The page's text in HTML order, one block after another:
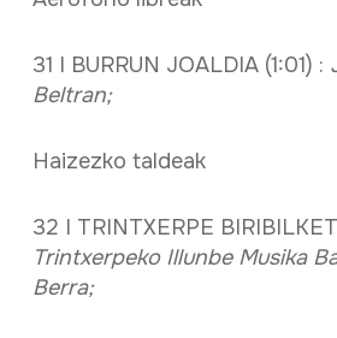
31 I BURRUN JOALDIA (1:01) :
Beltran;
Haizezko taldeak
32 I TRINTXERPE
Trintxerpeko Illunbe Musika
Berra;